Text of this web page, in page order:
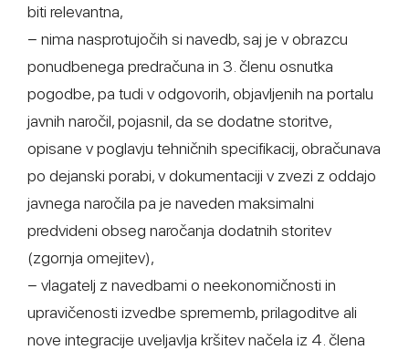
biti relevantna,
− nima nasprotujočih si navedb, saj je v obrazcu
ponudbenega predračuna in 3. členu osnutka
pogodbe, pa tudi v odgovorih, objavljenih na portalu
javnih naročil, pojasnil, da se dodatne storitve,
opisane v poglavju tehničnih specifikacij, obračunava
po dejanski porabi, v dokumentaciji v zvezi z oddajo
javnega naročila pa je naveden maksimalni
predvideni obseg naročanja dodatnih storitev
(zgornja omejitev),
− vlagatelj z navedbami o neekonomičnosti in
upravičenosti izvedbe sprememb, prilagoditve ali
nove integracije uveljavlja kršitev načela iz 4. člena